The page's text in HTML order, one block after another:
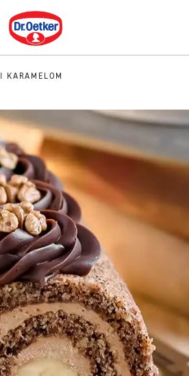
Dr. Oetker
KARAMELOM